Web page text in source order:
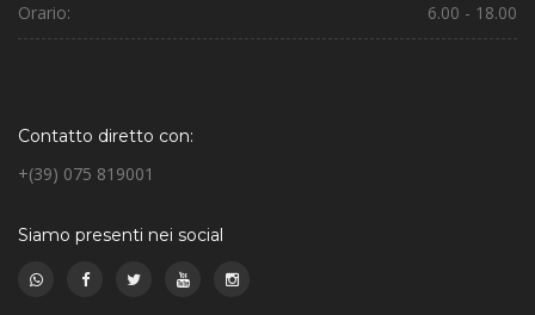
Orario: 6.00 - 18.00
Contatto diretto con:
+(39) 075 819001
Siamo presenti nei social